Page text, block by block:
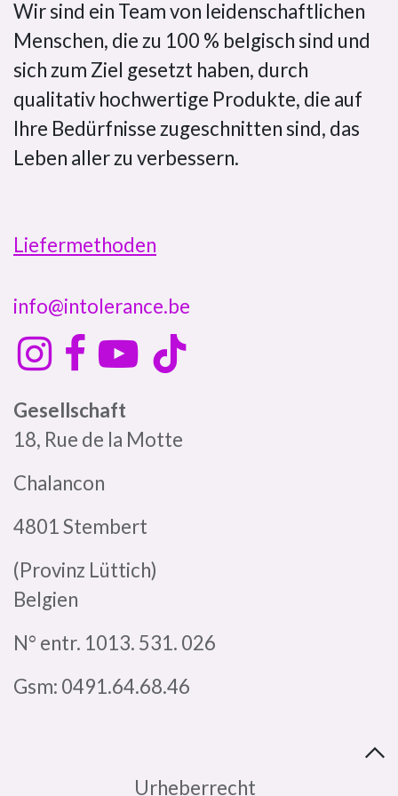
Wir sind ein Team von leidenschaftlichen
Menschen, die zu 100 % belgisch sind und
sich zum Ziel gesetzt haben, durch
qualitativ hochwertige Produkte, die auf
Ihre Bedürfnisse zugeschnitten sind, das
Leben aller zu verbessern.​
Liefermethoden
info@intolerance.be
Gesellschaft
18, Rue de la Motte
Chalancon
4801 Stembert
(Provinz Lüttich)
Belgien
N° entr. 1013. 531. 026
Gsm: 0491.64.68.46
​Urheberrecht